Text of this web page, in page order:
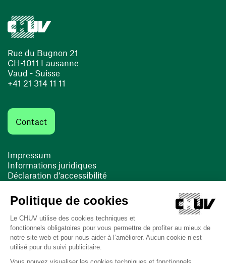
Rue du Bugnon 21
CH-1011 Lausanne
Vaud - Suisse
+41 21 314 11 11
Contact
Impressum
Informations juridiques
Déclaration d’accessibilité
Cookies
(ouvre une nouvelle fenêtre)